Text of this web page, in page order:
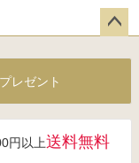
へ
レゼント
円以上送料無料